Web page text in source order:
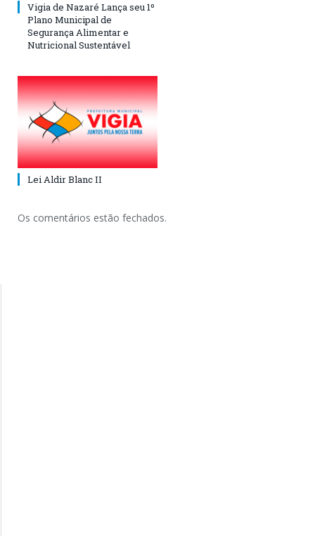
Vigia de Nazaré Lança seu 1º
Plano Municipal de
Segurança Alimentar e
Nutricional Sustentável
Lei Aldir Blanc II
Os comentários estão fechados.